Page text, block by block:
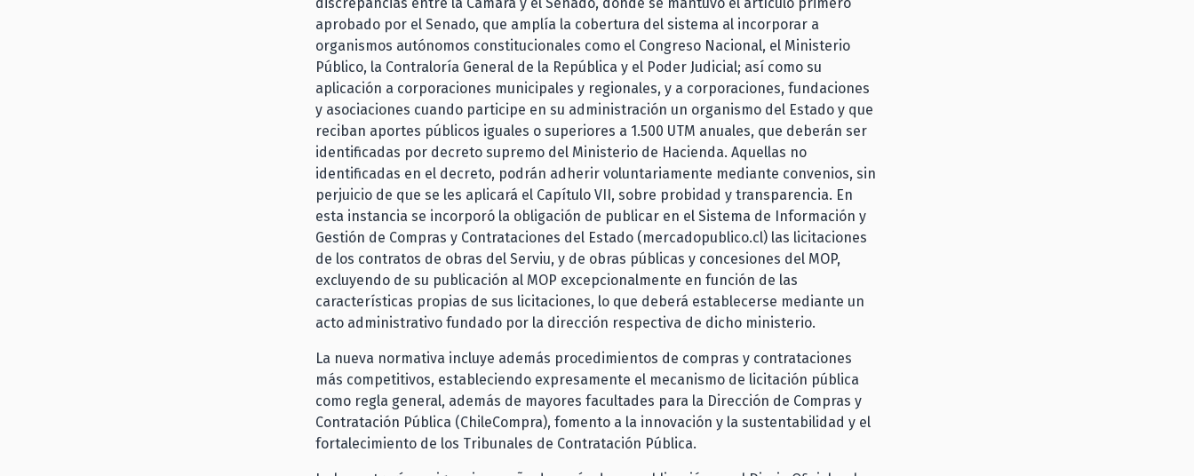
aprobado por el Senado, que amplía la cobertura del sistema al incorporar a
organismos autónomos constitucionales como el Congreso Nacional, el Ministerio
Público, la Contraloría General de la República y el Poder Judicial; así como su
aplicación a corporaciones municipales y regionales, y a corporaciones, fundaciones
y asociaciones cuando participe en su administración un organismo del Estado y que
reciban aportes públicos iguales o superiores a 1.500 UTM anuales, que deberán ser
identificadas por decreto supremo del Ministerio de Hacienda. Aquellas no
identificadas en el decreto, podrán adherir voluntariamente mediante convenios, sin
perjuicio de que se les aplicará el Capítulo VII, sobre probidad y transparencia. En
esta instancia se incorporó la obligación de publicar en el Sistema de Información y
Gestión de Compras y Contrataciones del Estado (mercadopublico.cl) las licitaciones
de los contratos de obras del Serviu, y de obras públicas y concesiones del MOP,
excluyendo de su publicación al MOP excepcionalmente en función de las
características propias de sus licitaciones, lo que deberá establecerse mediante un
acto administrativo fundado por la dirección respectiva de dicho ministerio.
La nueva normativa incluye además procedimientos de compras y contrataciones
más competitivos, estableciendo expresamente el mecanismo de licitación pública
como regla general, además de mayores facultades para la Dirección de Compras y
Contratación Pública (ChileCompra), fomento a la innovación y la sustentabilidad y el
fortalecimiento de los Tribunales de Contratación Pública.